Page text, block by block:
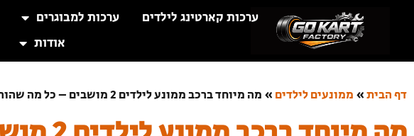
ערכות קארטינג לילדים ערכות למבוגרים
אודות
דף הבית» ממונעים לילדים » מה מיוחד ברכב ממונע לילדים 2 מושבים – כל מה שהורים צריכים לדעת לפני הקנייה